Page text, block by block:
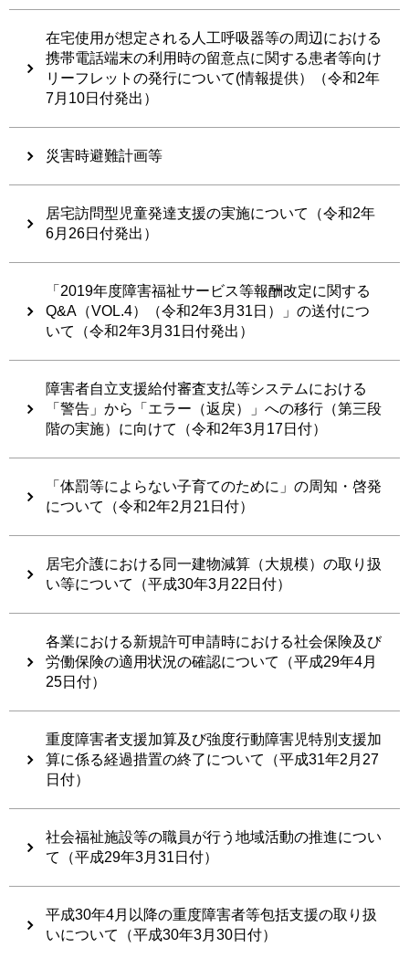
在宅使用が想定される人工呼吸器等の周辺における
携帯電話端末の利用時の留意点に関する患者等向け
リーフレットの発行について(情報提供）（令和2年
7月10日付発出）
災害時避難計画等
居宅訪問型児童発達支援の実施について（令和2年
6月26日付発出）
「2019年度障害福祉サービス等報酬改定に関する
Q&A（VOL.4）（令和2年3月31日）」の送付につ
いて（令和2年3月31日付発出）
障害者自立支援給付審査支払等システムにおける
「警告」から「エラー（返戻）」への移行（第三段
階の実施）に向けて（令和2年3月17日付）
「体罰等によらない子育てのために」の周知・啓発
について（令和2年2月21日付）
居宅介護における同一建物減算（大規模）の取り扱
い等について（平成30年3月22日付）
各業における新規許可申請時における社会保険及び
労働保険の適用状況の確認について（平成29年4月
25日付）
重度障害者支援加算及び強度行動障害児特別支援加
算に係る経過措置の終了について（平成31年2月27
日付）
社会福祉施設等の職員が行う地域活動の推進につい
て（平成29年3月31日付）
平成30年4月以降の重度障害者等包括支援の取り扱
いについて（平成30年3月30日付）